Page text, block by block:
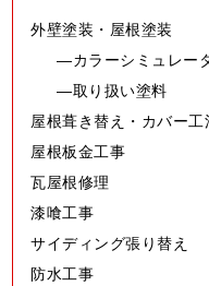
外壁塗装・屋根塗装
カラーシミュレー
取り扱い塗料
屋根葺き替え・カバー工
屋根板金工事
瓦屋根修理
漆喰工事
サイディング張り替え
防水工事